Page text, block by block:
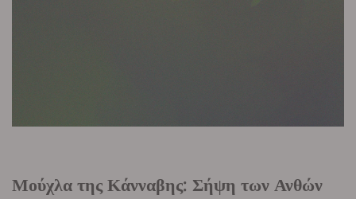
Μούχλα της Κάνναβης: Σήψη των Ανθών